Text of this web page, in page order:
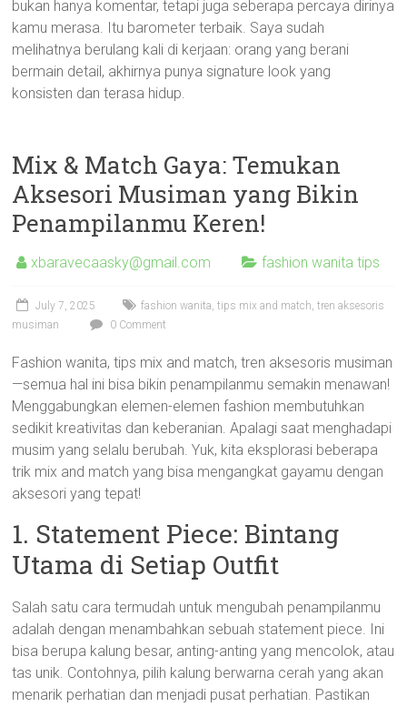
bukan hanya komentar, tetapi juga seberapa percaya dirinya
kamu merasa. Itu barometer terbaik. Saya sudah
melihatnya berulang kali di kerjaan: orang yang berani
bermain detail, akhirnya punya signature look yang
konsisten dan terasa hidup.
Mix & Match Gaya: Temukan
Aksesori Musiman yang Bikin
Penampilanmu Keren!
xbaravecaasky@gmail.com fashion wanita tips
July 7, 2025 fashion wanita,tips mix and match,tren aksesoris
musiman
0 Comment
Fashion wanita, tips mix and match, tren aksesoris musiman
—semua hal ini bisa bikin penampilanmu semakin menawan!
Menggabungkan elemen-elemen fashion membutuhkan
sedikit kreativitas dan keberanian. Apalagi saat menghadapi
musim yang selalu berubah. Yuk, kita eksplorasi beberapa
trik mix and match yang bisa mengangkat gayamu dengan
aksesori yang tepat!
1. Statement Piece: Bintang
Utama di Setiap Outfit
Salah satu cara termudah untuk mengubah penampilanmu
adalah dengan menambahkan sebuah statement piece. Ini
bisa berupa kalung besar, anting-anting yang mencolok, atau
tas unik. Contohnya, pilih kalung berwarna cerah yang akan
menarik perhatian dan menjadi pusat perhatian. Pastikan